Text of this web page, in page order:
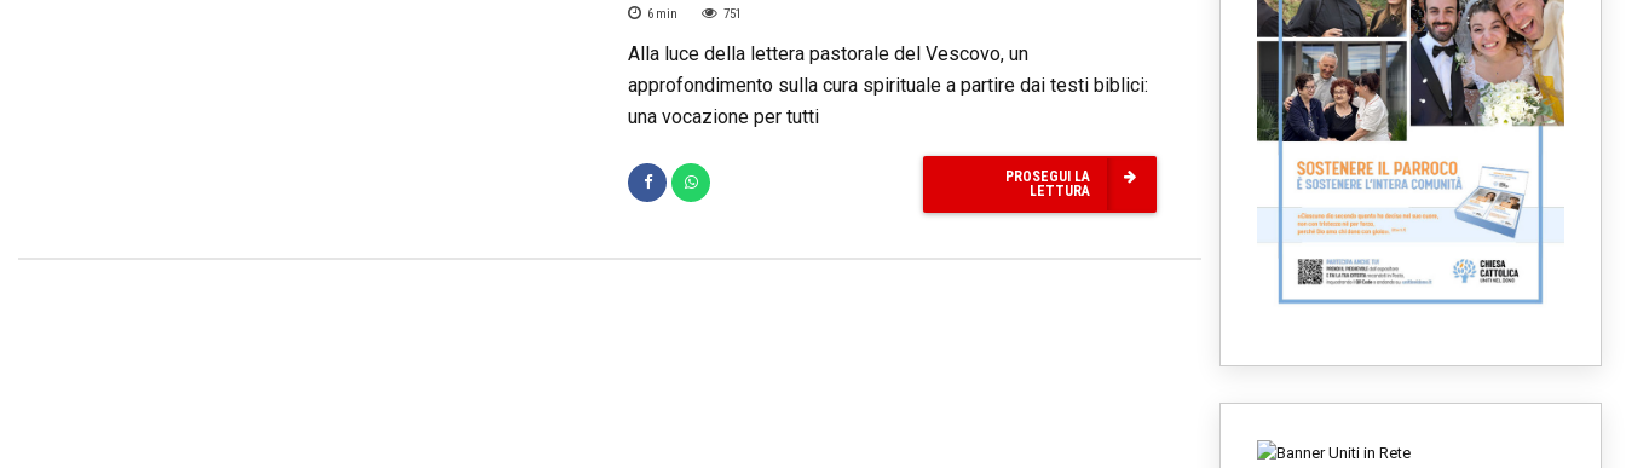
6 min 751
Alla luce della lettera pastorale del Vescovo, un
approfondimento sulla cura spirituale a partire dai testi biblici:
una vocazione per tutti
PROSEGUI LA
LETTURA